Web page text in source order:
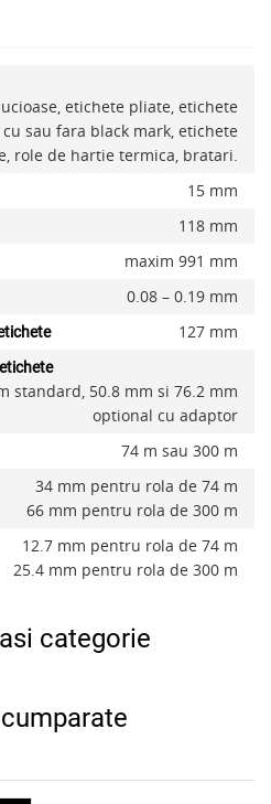
etichete pliate, etichete
sau fara black mark, etichete
role de hartie termica, bratari.
15 mm
118 mm
maxim 991 mm
0.08 – 0.19 mm
127 mm
standard, 50.8 mm si 76.2 mm
optional cu adaptor
74 m sau 300 m
34 mm pentru rola de 74 m
66 mm pentru rola de 300 m
12.7 mm pentru rola de 74 m
25.4 mm pentru rola de 300 m
categorie